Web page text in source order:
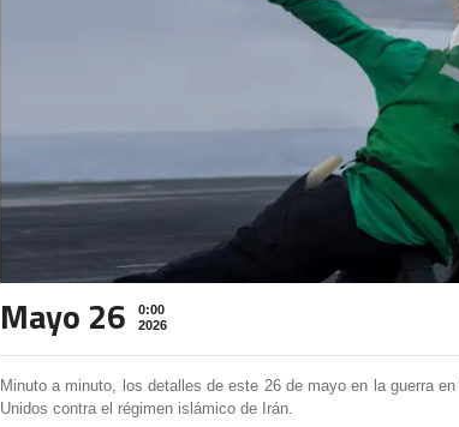
Mayo 26
0:00
2026
Minuto a minuto, los detalles de este 26 de mayo en la guerra
Unidos contra el régimen islámico de Irán.